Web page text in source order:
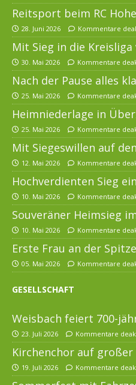
Reitsport beim RC
28. Juni 2026 Kommentare
Mit Sieg in die
30. Mai 2026 Kommentare
Nach der Pause alles
25. Mai 2026 Kommentare
Heimniederlage in
25. Mai 2026 Kommentare
Mit Siegeswillen auf
12. Mai 2026 Kommentare
Hochverdienten Sieg
10. Mai 2026 Kommentare
Souveräner Heimsieg
10. Mai 2026 Kommentare
Erste Frau an der Spitze
05. Mai 2026 Kommentare
GESELLSCHAFT
Weisbach feiert 700-
23. Juli 2026 Kommentare
Kirchenchor auf
19. Juli 2026 Kommentare